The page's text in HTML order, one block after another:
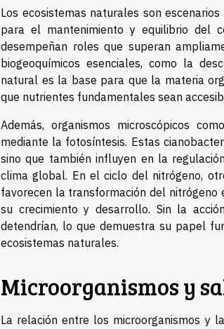
Los ecosistemas naturales son
para el mantenimiento y equilibrio del
desempeñan roles que superan
biogeoquímicos esenciales, como la
natural es la base para que la materia
que nutrientes fundamentales sean
Además, organismos microscópicos
mediante la fotosíntesis. Estas
sino que también influyen en la
clima global. En el ciclo del nitrógeno,
favorecen la transformación del
su crecimiento y desarrollo. Sin la
detendrían, lo que demuestra su papel
ecosistemas naturales.
Microorganismos y
La relación entre los microorganismos y